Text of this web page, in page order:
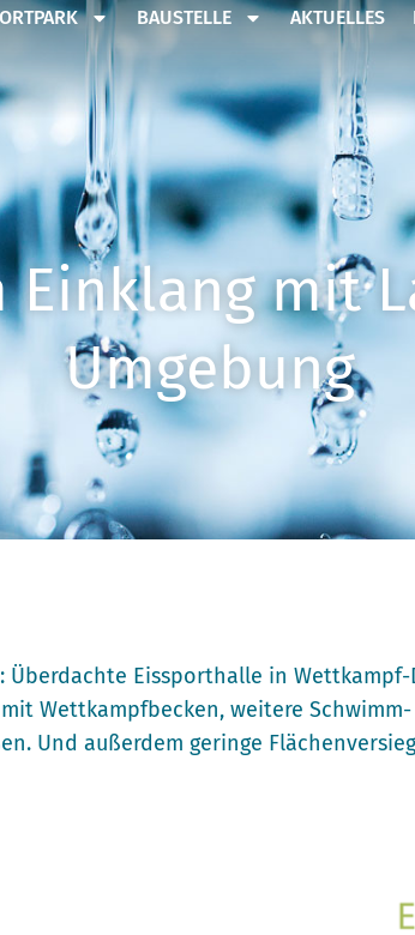
BAUSTELLE AKTUELLES
mit
Umgebung
Überdachte Eissporthalle in
Wettkampfbecken, weitere
Und außerdem geringe